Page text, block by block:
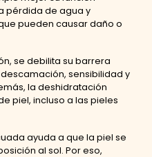
pérdida de agua y
pueden causar daño o
se debilita su barrera
sensibilidad y
la deshidratación
piel, incluso a las pieles
ayuda a que la piel se
al sol. Por eso,